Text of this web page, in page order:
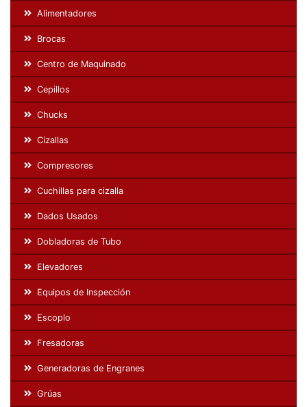
Alimentadores
Brocas
Centro de Maquinado
Cepillos
Chucks
Cizallas
Compresores
Cuchillas para cizalla
Dados Usados
Dobladoras de Tubo
Elevadores
Equipos de Inspección
Escoplo
Fresadoras
Generadoras de Engranes
Grúas